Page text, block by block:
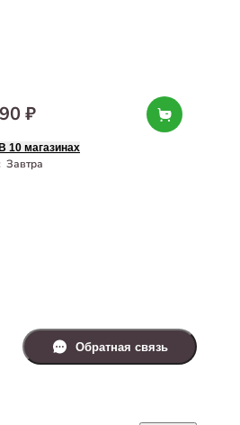
₽
В 10 магазинах
Завтра
Обратная связь